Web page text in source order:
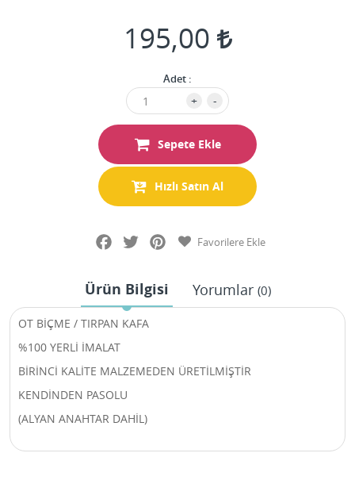
195,00
Adet :
+ -
Sepete Ekle
Hızlı Satın Al
FacebookTwitterPinterestFavorilere Ekle
Ürün Bilgisi Yorumlar (0)
OT BİÇME / TIRPAN KAFA
%100 YERLİ İMALAT
BİRİNCİ KALİTE MALZEMEDEN ÜRETİLMİŞTİR
KENDİNDEN PASOLU
(ALYAN ANAHTAR DAHİL)